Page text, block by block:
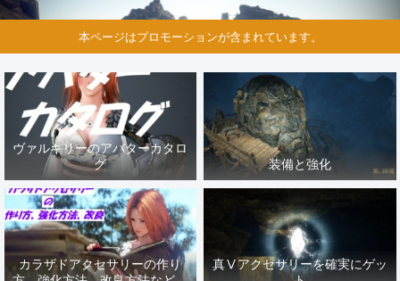
本ページはプロモーションが含まれています。
ヴァルキリーのアバターカタロ
グ
装備と強化
カラザドアクセサリーの作り
真Ⅴアクセサリーを確実にゲッ